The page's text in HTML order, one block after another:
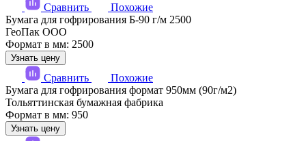
Сравнить
Похожие
Бумага для гофрирования Б-90 г/м 2500
ГеоПак ООО
Формат в мм: 2500
Узнать цену
Сравнить
Похожие
Бумага для гофрирования формат 950мм (90г/м2)
Тольяттинская бумажная фабрика
Формат в мм: 950
Узнать цену